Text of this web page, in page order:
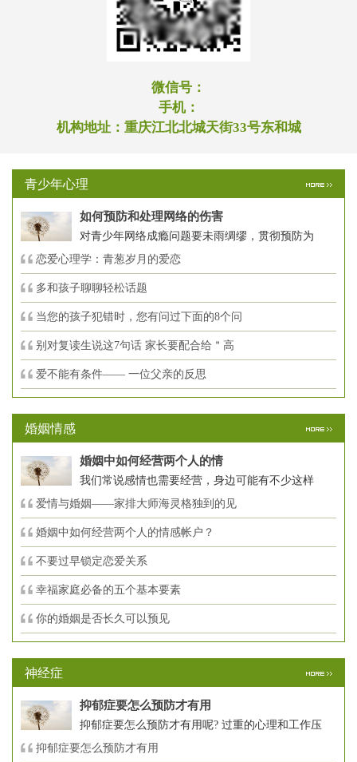
微信号：
手机：
机构地址： 重庆江北北城天街33号东和城
青少年心理
如何预防和处理网络的伤害
对青少年网络成瘾问题要未雨绸缪，贯彻预防为
恋爱心理学：青葱岁月的爱恋
多和孩子聊聊轻松话题
当您的孩子犯错时，您有问过下面的8个问
别对复读生说这7句话 家长要配合给＂高
爱不能有条件—— 一位父亲的反思
婚姻情感
婚姻中如何经营两个人的情
我们常说感情也需要经营，身边可能有不少这样
爱情与婚姻——家排大师海灵格独到的见
婚姻中如何经营两个人的情感帐户？
不要过早锁定恋爱关系
幸福家庭必备的五个基本要素
你的婚姻是否长久可以预见
神经症
抑郁症要怎么预防才有用
抑郁症要怎么预防才有用呢? 过重的心理和工作压
抑郁症要怎么预防才有用